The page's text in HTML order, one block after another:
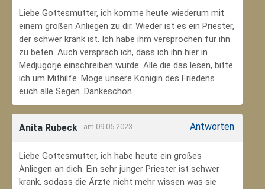
Liebe Gottesmutter, ich komme heute wiederum mit
einem großen Anliegen zu dir. Wieder ist es ein Priester,
der schwer krank ist. Ich habe ihm versprochen für ihn
zu beten. Auch versprach ich, dass ich ihn hier in
Medjugorje einschreiben würde. Alle die das lesen, bitte
ich um Mithilfe. Möge unsere Königin des Friedens
euch alle Segen. Dankeschön.
Anita Rubeck am 09.05.2023 Antworten
Liebe Gottesmutter, ich habe heute ein großes
Anliegen an dich. Ein sehr junger Priester ist schwer
krank, sodass die Ärzte nicht mehr wissen was sie